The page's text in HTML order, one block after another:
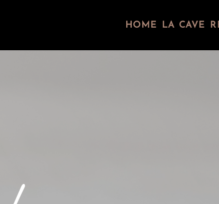
HOME LA CAVE